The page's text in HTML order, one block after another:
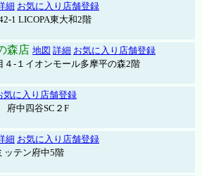
細 お気に入り店舗登録
1 LICOPA東大和2階
森店 地図 詳細 お気に入り店舗登録
-１イオンモール多摩平の森2階
気に入り店舗登録
府中四谷SC２F
細 お気に入り店舗登録
ッテン府中5階